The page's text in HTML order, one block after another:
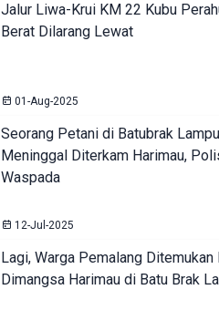
Jalur Liwa-Krui KM 22 Kubu
Berat Dilarang Lewat
01-Aug-2025
Seorang Petani di Batubrak
Meninggal Diterkam Harimau,
Waspada
12-Jul-2025
Lagi, Warga Pemalang
Dimangsa Harimau di Batu Brak